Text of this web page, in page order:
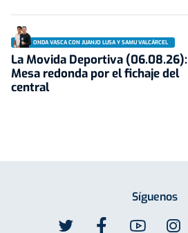
ONDA VASCA CON JUANJO LUSA Y SAMU VALCÁRCEL
La Movida Deportiva (06.08.26):
Mesa redonda por el fichaje del
central
Síguenos